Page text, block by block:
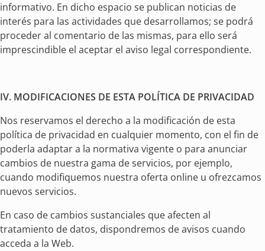
informativo. En dicho espacio se publican noticias de
interés para las actividades que desarrollamos; se podrá
proceder al comentario de las mismas, para ello será
imprescindible el aceptar el aviso legal correspondiente.
IV. MODIFICACIONES DE ESTA POLÍTICA DE PRIVACIDAD
Nos reservamos el derecho a la modificación de esta
política de privacidad en cualquier momento, con el fin de
poderla adaptar a la normativa vigente o para anunciar
cambios de nuestra gama de servicios, por ejemplo,
cuando modifiquemos nuestra oferta online u ofrezcamos
nuevos servicios.
En caso de cambios sustanciales que afecten al
tratamiento de datos, dispondremos de avisos cuando
acceda a la Web.